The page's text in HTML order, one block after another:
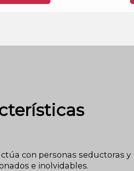
con personas seductoras y
e inolvidables.